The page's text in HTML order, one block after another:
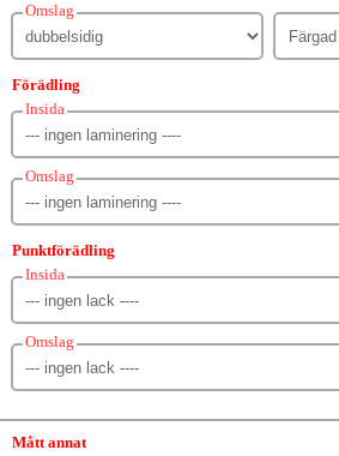
Omslag
Förädling
Insida
Omslag
Punktförädling
Insida
Omslag
Mått annat